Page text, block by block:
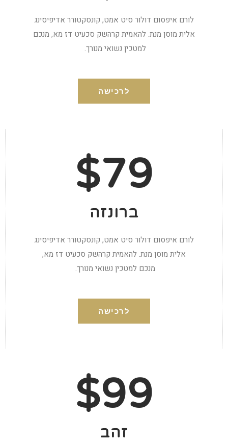
לורם איפסום דולור סיט אמט, קונסקטורר אדיפיסינג
אלית מוסן מנת. להאמית קרהשק סכעיט דז מא, מנכם
למטכין נשואי מנורך.
לרכישה
$79
ברונזה
לורם איפסום דולור סיט אמט, קונסקטורר אדיפיסינג
אלית מוסן מנת. להאמית קרהשק סכעיט דז מא,
מנכם למטכין נשואי מנורך.
לרכישה
$99
זהב